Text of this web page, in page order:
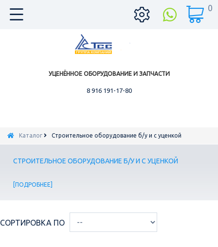
УЦЕНЁННОЕ ОБОРУДОВАНИЕ И ЗАПЧАСТИ
0
8 916 191-17-80
Каталог Строительное оборудование б/у и с уценкой
СТРОИТЕЛЬНОЕ ОБОРУДОВАНИЕ Б/У И С УЦЕНКОЙ
ПОДРОБНЕЕ
СОРТИРОВКА ПО